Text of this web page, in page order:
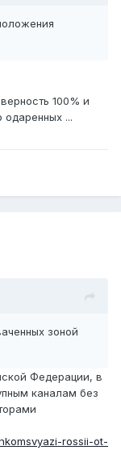
100% и
одаренных ...
зоной
Федерации, в
каналам без
rossii-ot-